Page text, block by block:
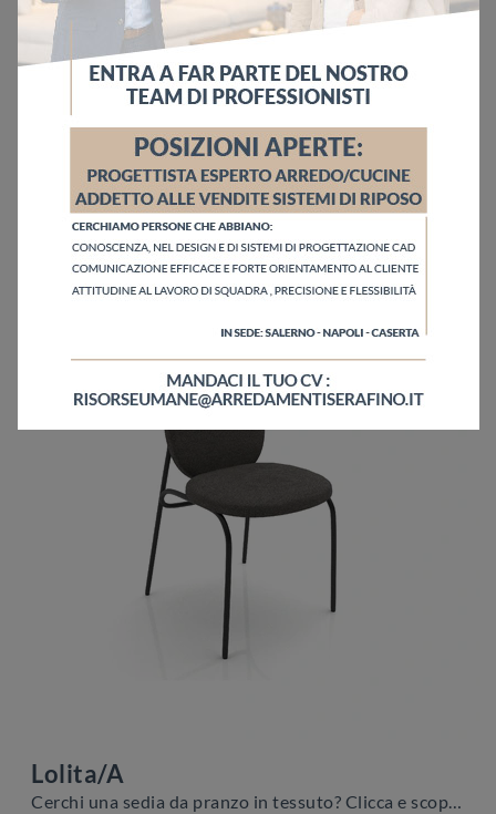
Lolita/B
Lolita/A
Cerchi una sedia da pranzo in tessuto? Clicca e scopri il modello Lolita/A di Zamagna per completare i tuoi locali alla perfezione.